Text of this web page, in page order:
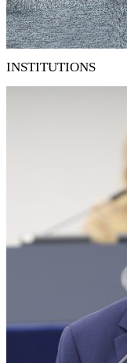
INSTITUTIONS